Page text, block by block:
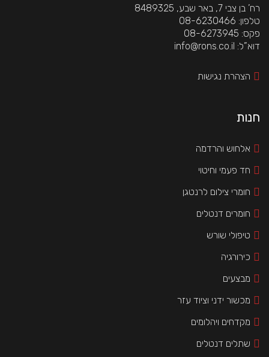
רח’ בן צבי 7, באר שבע, 8489325
טלפון: 08-6230466
פקס: 08-6273945
דוא”ל: info@rons.co.il
הצהרת נגישות
חנות
אלחוש והרדמה
חד פעמי וחיטוי
חומרי צילום לרנטגן
חומרים דנטלים
טיפולי שורש
כירורגיה
מבצעים
מכשור ידני וציוד עזר
מקדחים ויהלומים
שתלים דנטלים